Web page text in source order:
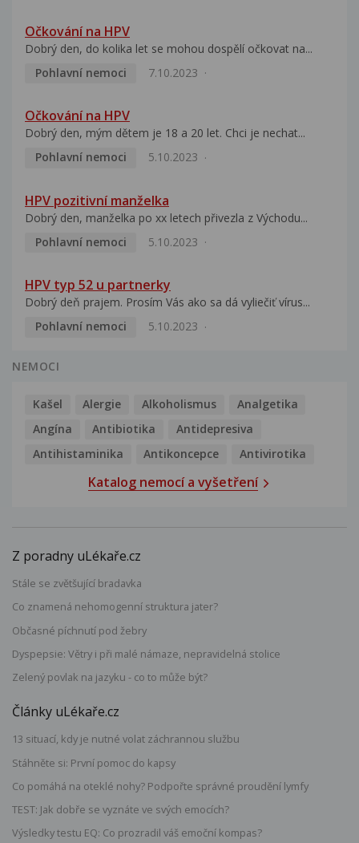
Očkování na HPV
Dobrý den, do kolika let se mohou dospělí očkovat na...
Pohlavní nemoci
7.10.2023
Očkování na HPV
Dobrý den, mým dětem je 18 a 20 let. Chci je nechat...
Pohlavní nemoci
5.10.2023
HPV pozitivní manželka
Dobrý den, manželka po xx letech přivezla z Východu...
Pohlavní nemoci
5.10.2023
HPV typ 52 u partnerky
Dobrý deň prajem. Prosím Vás ako sa dá vyliečiť vírus...
Pohlavní nemoci
5.10.2023
NEMOCI
Kašel Alergie Alkoholismus
Analgetika
Angína
Antibiotika
Antidepresiva
Antihistaminika
Antikoncepce Antivirotika
Katalog nemocí a vyšetření
Z poradny uLékaře.cz
Stále se zvětšující bradavka
Co znamená nehomogenní struktura jater?
Občasné píchnutí pod žebry
Dyspepsie: Větry i při malé námaze, nepravidelná stolice
Zelený povlak na jazyku - co to může být?
Články uLékaře.cz
13 situací, kdy je nutné volat záchrannou službu
Stáhněte si: První pomoc do kapsy
Co pomáhá na oteklé nohy? Podpořte správné proudění lymfy
TEST: Jak dobře se vyznáte ve svých emocích?
Výsledky testu EQ: Co prozradil váš emoční kompas?